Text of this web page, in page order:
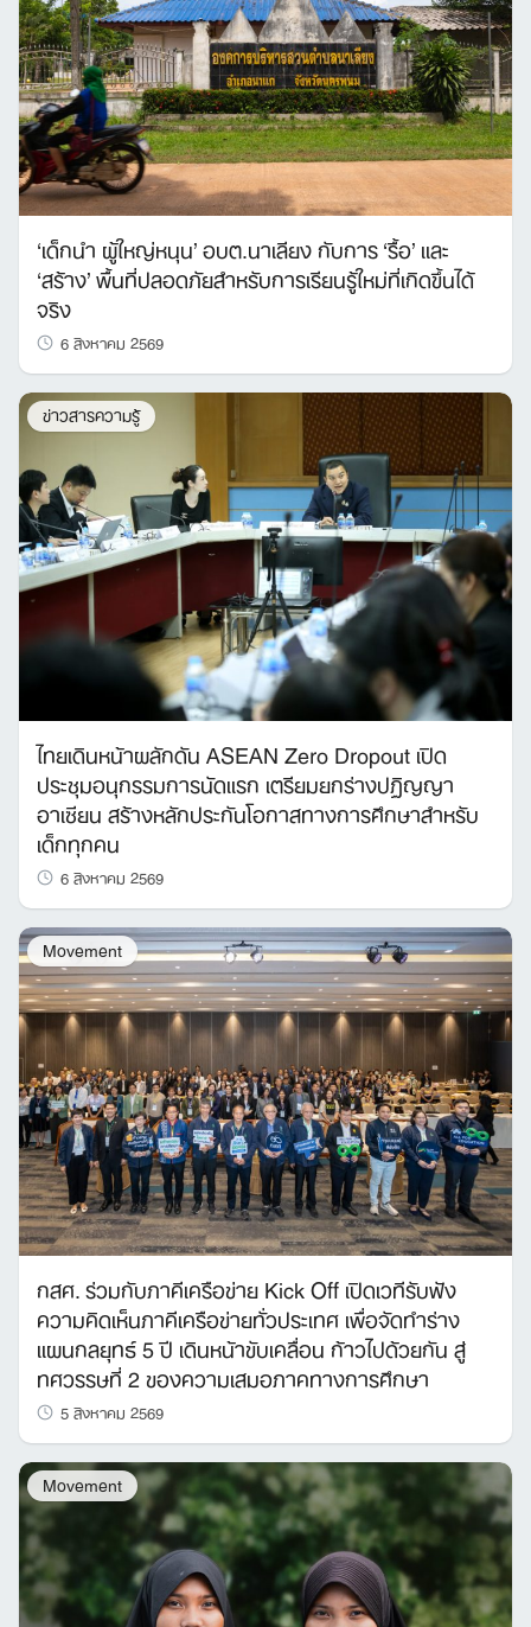
‘เด็กนำ ผู้ใหญ่หนุน’ อบต.นาเลียง กับการ ‘รื้อ’ และ
‘สร้าง’ พื้นที่ปลอดภัยสำหรับการเรียนรู้ใหม่ที่เกิดขึ้นได้
จริง
6 สิงหาคม 2569
ข่าวสารความรู้
ไทยเดินหน้าผลักดัน ASEAN Zero Dropout เปิด
ประชุมอนุกรรมการนัดแรก เตรียมยกร่างปฏิญญา
อาเซียน สร้างหลักประกันโอกาสทางการศึกษาสำหรับ
เด็กทุกคน
6 สิงหาคม 2569
Movement
กสศ. ร่วมกับภาคีเครือข่าย Kick Off เปิดเวทีรับฟัง
ความคิดเห็นภาคีเครือข่ายทั่วประเทศ เพื่อจัดทำร่าง
แผนกลยุทธ์ 5 ปี เดินหน้าขับเคลื่อน ก้าวไปด้วยกัน สู่
ทศวรรษที่ 2 ของความเสมอภาคทางการศึกษา
5 สิงหาคม 2569
Movement